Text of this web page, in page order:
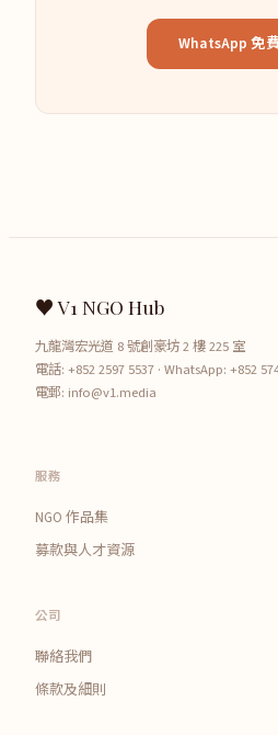
WhatsApp 免
♥ V1 NGO Hub
九龍灣宏光道 8 號創豪坊 2 樓 225 室
電話: +852 2597 5537 · WhatsApp: +852
電郵: info@v1.media
服務
NGO 作品集
募款與人才資源
公司
聯絡我們
條款及細則